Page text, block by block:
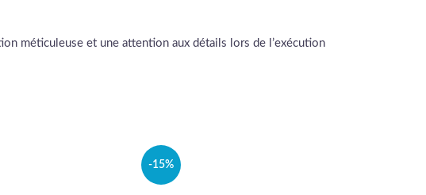
méticuleuse et une attention aux détails lors de l’exécution
-15%